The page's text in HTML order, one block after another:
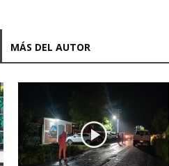
MÁS DEL AUTOR